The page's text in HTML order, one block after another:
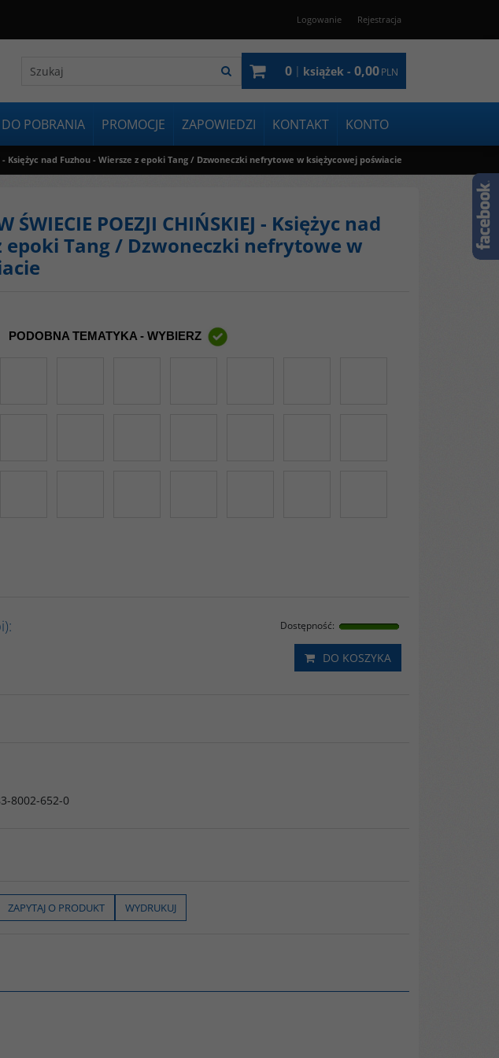
Logowanie Rejestracja
0 | książek - 0,00PLN
DO POBRANIA PROMOCJE ZAPOWIEDZI KONTAKT KONTO
- Księżyc nad Fuzhou - Wiersze z epoki Tang / Dzwoneczki nefrytowe w księżycowej poświacie
POEZJI CHIŃSKIEJ - Księżyc nad
epoki Tang / Dzwoneczki nefrytowe w
PODOBNA TEMATYKA - WYBIERZ
Dostępność:
DO KOSZYKA
8002-652-0
ZAPYTAJ O PRODUKT WYDRUKUJ